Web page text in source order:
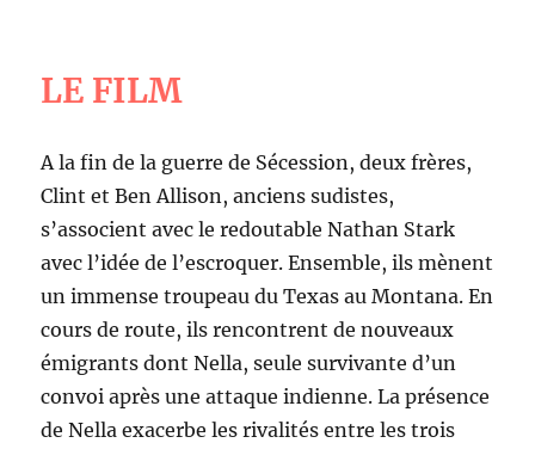
LE FILM
A la fin de la guerre de Sécession, deux frères,
Clint et Ben Allison, anciens sudistes,
s’associent avec le redoutable Nathan Stark
avec l’idée de l’escroquer. Ensemble, ils mènent
un immense troupeau du Texas au Montana. En
cours de route, ils rencontrent de nouveaux
émigrants dont Nella, seule survivante d’un
convoi après une attaque indienne. La présence
de Nella exacerbe les rivalités entre les trois